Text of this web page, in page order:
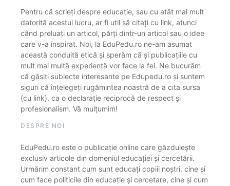
Pentru că scrieți despre educație, sau cu atât mai mult
datorită acestui lucru, ar fi util să citați cu link, atunci
când preluați un articol, părți dintr-un articol sau o idee
care v-a inspirat. Noi, la EduPedu.ro ne-am asumat
această conduită etică și sperăm că și publicațiile cu
mult mai multă experiență vor face la fel. Ne bucurăm
că găsiți subiecte interesante pe Edupedu.ro și suntem
siguri că înțelegeți rugămintea noastră de a cita sursa
(cu link), ca o declarație reciprocă de respect și
profesionalism. Vă mulțumim!
DESPRE NOI
EduPedu.ro este o publicație online care găzduiește
exclusiv articole din domeniul educației și cercetării.
Urmărim constant cum sunt educați copiii noștri, cine și
cum face politicile din educație și cercetare, cine și cum